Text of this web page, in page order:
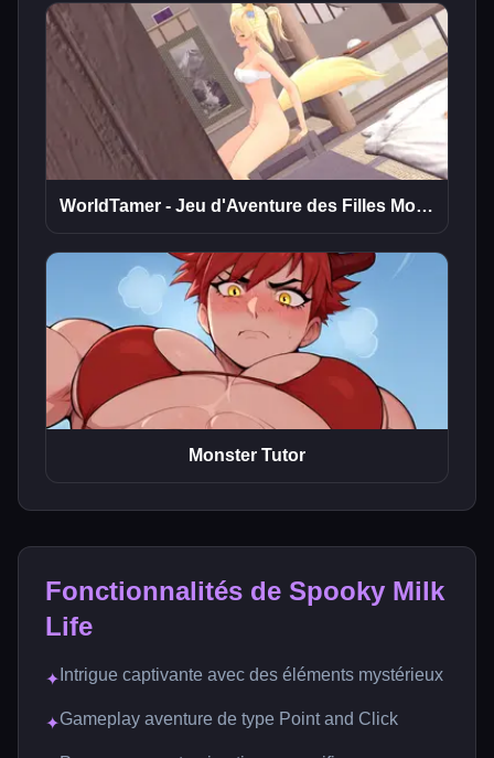
WorldTamer - Jeu d'Aventure des Filles Monstres
Monster Tutor
Fonctionnalités de Spooky Milk
Life
✦ Intrigue captivante avec des éléments mystérieux
✦Gameplay aventure de type Point and Click